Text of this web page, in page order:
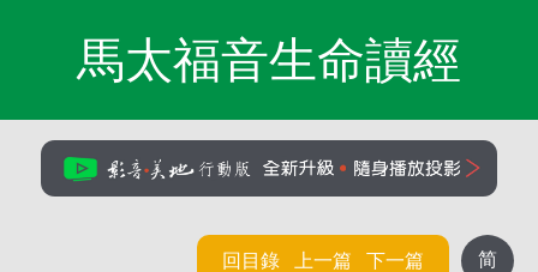
馬太福音生命讀經
简
回目錄 上一篇 下一篇